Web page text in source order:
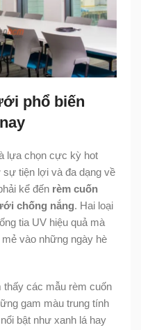
phổ biến
lựa chọn cực kỳ hot
tiện lợi và đa dạng về
kể đến rèm cuốn
chống nắng. Hai loại
tia UV hiệu quả mà
vào những ngày hè
thấy các mẫu rèm cuốn
gam màu trung tính
bật như xanh lá hay